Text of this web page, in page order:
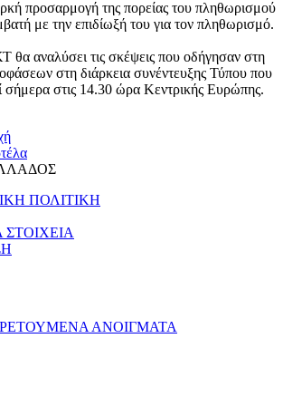
προσαρμογή της πορείας του πληθωρισμού
με την επιδίωξή του για τον πληθωρισμό.
αναλύσει τις σκέψεις που οδήγησαν στη
στη διάρκεια συνέντευξης Τύπου που
σήμερα στις 14.30 ώρα Κεντρικής Ευρώπης.
ΠΟΛΙΤΙΚΗ
ΣΤΟΙΧΕΙΑ
ΑΝΟΙΓΜΑΤΑ